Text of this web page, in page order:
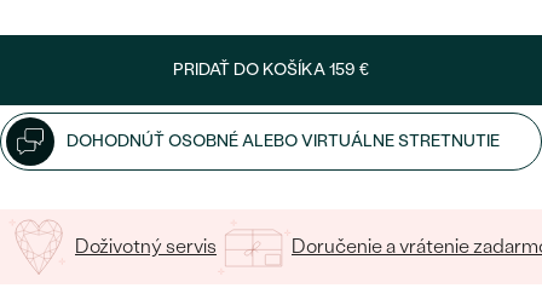
Najpredávanejšie
obrúčky
DRAHOKAM
PODĽA MATERIÁLU
PLATINA
S LAB GROWN DIAMANTMI
S PERLAMI
PODĽA ŠTÝLU
LUXUSNÉ
PRIDAŤ DO KOŠÍKA159 €
DOHODNÚŤ OSOBNÉ ALEBO VIRTUÁLNE STRETNUTIE
Doživotný servis Doručenie a vrátenie